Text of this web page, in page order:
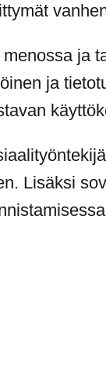
ja
ja
Lisäksi